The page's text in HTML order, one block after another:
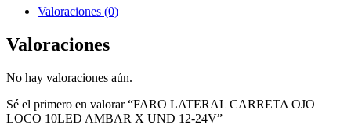
Valoraciones (0)
Valoraciones
No hay valoraciones aún.
Sé el primero en valorar “FARO LATERAL CARRETA OJO
LOCO 10LED AMBAR X UND 12-24V”